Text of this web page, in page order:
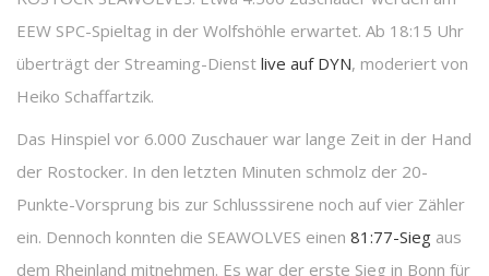
EEW SPC-Spieltag in der Wolfshöhle erwartet. Ab 18:15 Uhr
überträgt der Streaming-Dienst live auf DYN, moderiert von
Heiko Schaffartzik.
Das Hinspiel vor 6.000 Zuschauer war lange Zeit in der Hand
der Rostocker. In den letzten Minuten schmolz der 20-
Punkte-Vorsprung bis zur Schlusssirene noch auf vier Zähler
ein. Dennoch konnten die SEAWOLVES einen 81:77-Sieg aus
dem Rheinland mitnehmen. Es war der erste Sieg in Bonn für